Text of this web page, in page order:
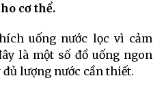
cơ thể.
uống nước lọc vì cảm
là một số đồ uống ngon
lượng nước cần thiết.